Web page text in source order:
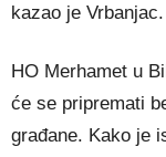
kazao je Vrbanjac.
HO Merhamet u
će se pripremati
građane. Kako je